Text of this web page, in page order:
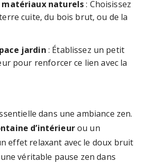
naturels: Choisissez
cuite, du bois brut, ou de la
jardin : Établissez un petit
pour renforcer ce lien avec la
dans une ambiance zen.
d’intérieurou un
effet relaxant avec le doux bruit
véritable pause zen dans